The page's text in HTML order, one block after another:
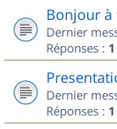
Bonjour à
Dernier
Réponses : 1
Dernier
Réponses : 1